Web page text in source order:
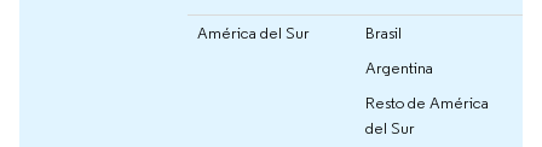
América del Sur
Brasil
Argentina
Resto de América
del Sur